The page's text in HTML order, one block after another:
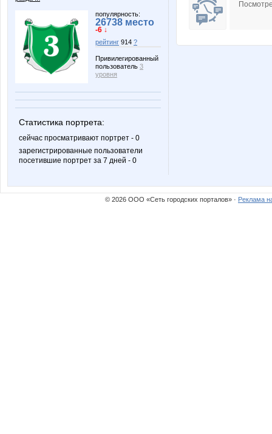
популярность:
26738 место
-6 ↓
рейтинг 914 ?
Привилегированный
пользователь 3
уровня
Статистика портрета:
сейчас просматривают портрет - 0
зарегистрированные пользователи
посетившие портрет за 7 дней - 0
923
© 2026 ООО «Сеть городских порталов» · Реклама